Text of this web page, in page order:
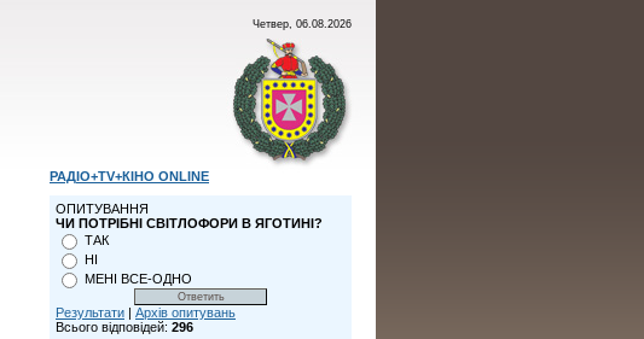
Четвер, 06.08.2026
РАДІО+TV+КІНО ONLINE
ОПИТУВАННЯ
ЧИ ПОТРІБНІ СВІТЛОФОРИ В ЯГОТИНІ?
ТАК
НІ
МЕНІ ВСЕ-ОДНО
Результати | Архів опитувань
Всього відповідей: 296